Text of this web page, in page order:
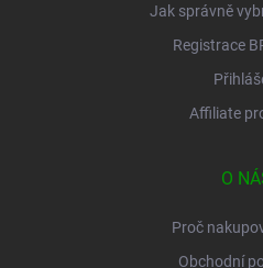
Jak správně
Registrace
Affiliate
O
Proč
Obchodní